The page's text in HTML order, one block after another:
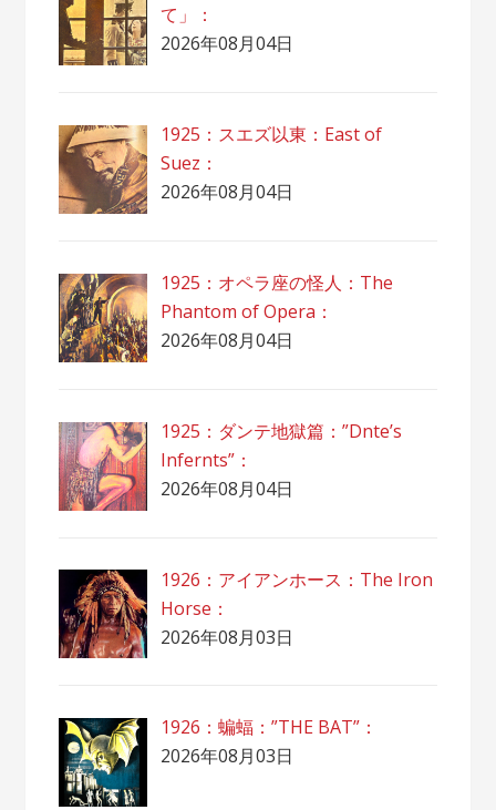
て」：
2026年08月04日
1925：スエズ以東：East of
Suez：
2026年08月04日
1925：オペラ座の怪人：The
Phantom of Opera：
2026年08月04日
1925：ダンテ地獄篇：”Dnte’s
Infernts”：
2026年08月04日
1926：アイアンホース：The Iron
Horse：
2026年08月03日
1926：蝙蝠：”THE BAT”：
2026年08月03日